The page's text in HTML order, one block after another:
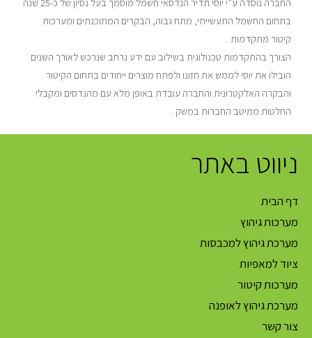
בתחום החשמל התעשייתי, מתח גבוה, הבקרים המתוכנתים ומערכות
קיטור מתקדמות .
הצורך בהתקדמות טכנולוגית בשילוב עם ידע נרחב שנרכש לאורך השנים
הובילו את יוסי לממש את חזונו ולפתח מוצרים ייחודים בתחום הקיטור
והבקרה האלקטרונית והחברה עובדת באופן מלא עם מהנדסים ומקבלי
החלטות ממיטב החברות במשק .
ניווט באתר
דף הבית
מערכות גיהוץ
מערכת גיהוץ למכבסות
ציוד למאפיות
מערכות קיטור
מערכת גיהוץ לאופנה
צור קשר